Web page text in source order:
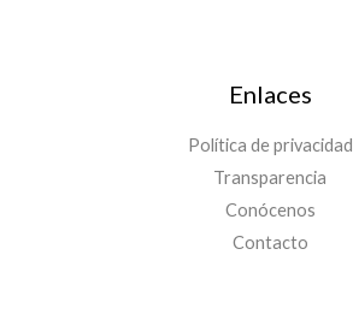
Enlaces
Política de privacidad
Transparencia
Conócenos
Contacto